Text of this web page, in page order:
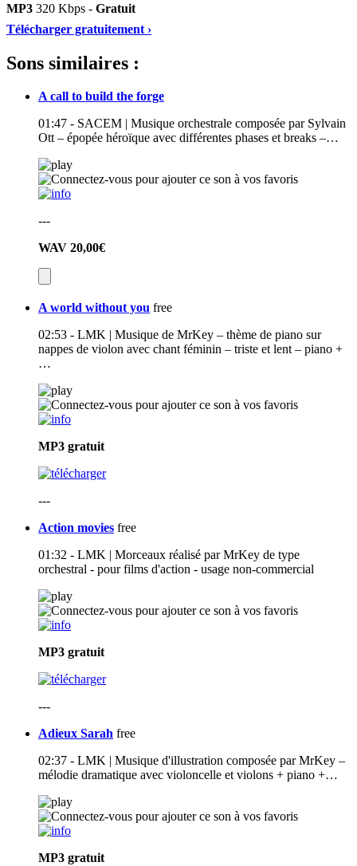
MP3 320 Kbps - Gratuit
Télécharger gratuitement ›
Sons similaires :
A call to build the forge
01:47 - SACEM | Musique orchestrale composée par Sylvain
Ott – épopée héroïque avec différentes phases et breaks –…
---
WAV 20,00€
A world without you free
02:53 - LMK | Musique de MrKey – thème de piano sur
nappes de violon avec chant féminin – triste et lent – piano +
…
MP3 gratuit
---
Action movies free
01:32 - LMK | Morceaux réalisé par MrKey de type
orchestral - pour films d'action - usage non-commercial
MP3 gratuit
---
Adieux Sarah free
02:37 - LMK | Musique d'illustration composée par MrKey –
mélodie dramatique avec violoncelle et violons + piano +…
MP3 gratuit